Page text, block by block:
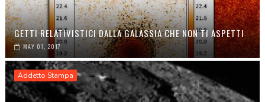
GETTI RELATIVISTICI DALLA GALASSIA CHE NON TI ASPETTI
MAY 01, 2017
Addetto Stampa